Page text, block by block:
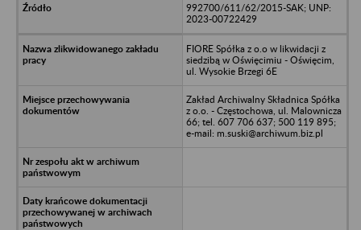
992700/611/62/2015-SAK; UNP:
2023-00722429
FIORE Spółka z o.o w likwidacji z
siedzibą w Oświęcimiu - Oświęcim,
ul. Wysokie Brzegi 6E
Zakład Archiwalny Składnica Spółka
z o.o. - Częstochowa, ul. Malownicza
66; tel. 607 706 637; 500 119 895;
e-mail: m.suski@archiwum.biz.pl